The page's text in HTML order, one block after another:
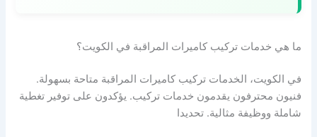
ما هي خدمات تركيب كاميرات المراقبة في الكويت؟
في الكويت، الخدمات تركيب كاميرات المراقبة متاحة بسهولة.
فنيون محترفون يقدمون خدمات تركيب. يؤكدون على توفير تغطية
شاملة ووظيفة مثالية. تحديدا